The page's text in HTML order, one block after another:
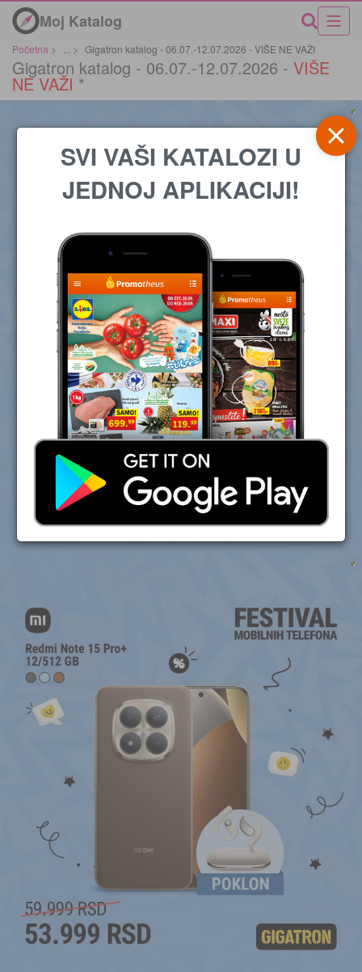
Moj Katalog
Početna > > Gigatron katalog - 06.07.-12.07.2026 - VIŠE NE VAŽI
Gigatron katalog - 06.07.-12.07.2026 - VIŠE
NE VAŽI *
SVI VAŠI KATALOZI U
JEDNOJ APLIKACIJI!